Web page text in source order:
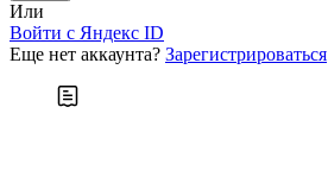
Или
Войти c Яндекс ID
Еще нет аккаунта? Зарегистрироваться